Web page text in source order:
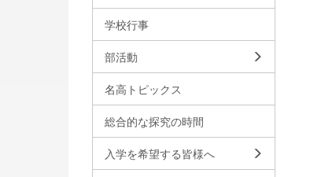
学校行事
部活動
名高トピックス
総合的な探究の時間
入学を希望する皆様へ